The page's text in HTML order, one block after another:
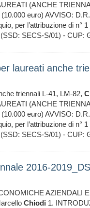
(ANCHE
euro) AVVISO:
per l’attribuzione di n°
(SSD: SECS-S/01) - CUP:
laureati anche
triennali L-41, LM-82,
(ANCHE
euro) AVVISO:
per l’attribuzione di n°
(SSD: SECS-S/01) - CUP:
2016-
AZIENDALI
Chiodi 1.